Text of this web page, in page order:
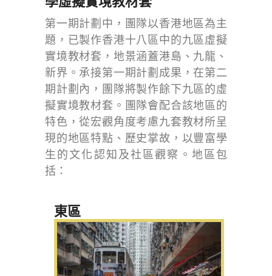
第一期計劃中，團隊以香港地區為主
題，已製作香港十八區中的九區虛擬
實境教材套，地景涵蓋港島、九龍、
新界。承接第一期計劃成果，在第二
期計劃內，團隊將製作餘下九區的虛
擬實境教材套。團隊會配合該地區的
特色，從宏觀角度考慮九套教材所呈
現的地區特點、歷史掌故，以豐富學
生的文化認知及社區觀察。地區包
括：
東區